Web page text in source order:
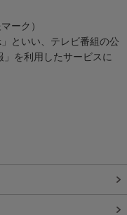
ーク）
といい、テレビ番組の公
」を利用したサービスに